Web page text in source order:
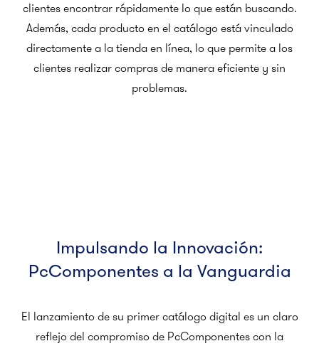
clientes encontrar rápidamente lo que están buscando.
Además, cada producto en el catálogo está vinculado
directamente a la tienda en línea, lo que permite a los
clientes realizar compras de manera eficiente y sin
problemas.
Impulsando la Innovación:
PcComponentes a la Vanguardia
El lanzamiento de su primer catálogo digital es un claro
reflejo del compromiso de PcComponentes con la